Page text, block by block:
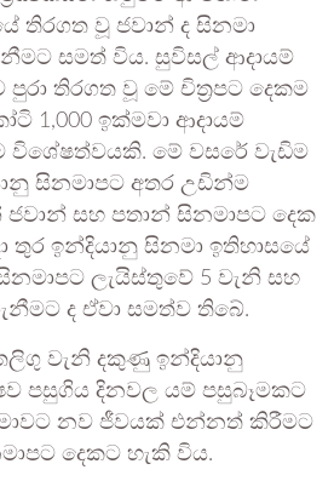
තිරගත වූ ජවාන් ද සිනමා
සමත් විය. සුවිසල් ආදායම්
තිරගත වූ මේ චිත්‍රපට දෙකම
1,000 ඉක්මවා ආදායම්
මේ වසරේ වැඩිම
සිනමාපට අතර උඩින්ම
සහ පතාන් සිනමාපට දෙක
තුර ඉන්දියානු සිනමා ඉතිහාසයේ
සිනමාපට ලැයිස්තුවේ 5 වැනි සහ
ද ඒවා සමත්ව තිබේ.
වැනි දකුණු ඉන්දියානු
පසුගිය දිනවල යම් පසුබෑමකට
නව ජීවයක් එන්නත් කිරීමට
දෙකට හැකි විය.